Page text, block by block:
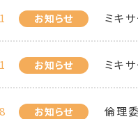
お知らせ ミキ
お知らせ ミキ
お知らせ 倫理